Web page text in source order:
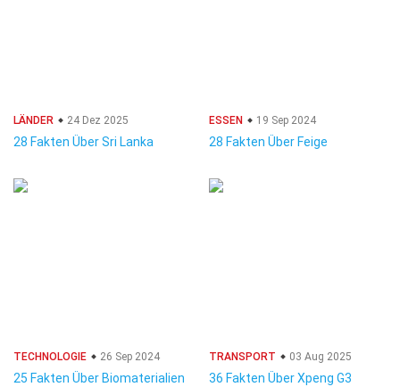
LÄNDER 24 Dez 2025
28 Fakten Über Sri Lanka
ESSEN 19 Sep 2024
28 Fakten Über Feige
TECHNOLOGIE 26 Sep 2024
25 Fakten Über Biomaterialien
TRANSPORT 03 Aug 2025
36 Fakten Über Xpeng G3